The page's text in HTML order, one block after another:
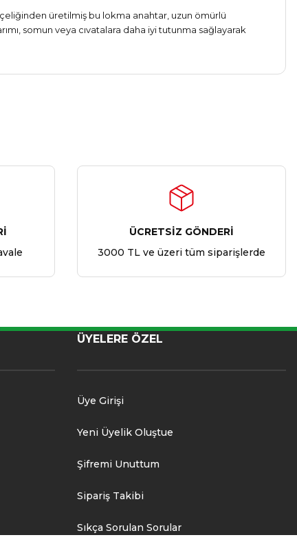
çeliğinden üretilmiş bu lokma anahtar, uzun ömürlü
somun veya cıvatalara daha iyi tutunma sağlayarak
ÜCRETSİZ GÖNDERİ
3000 TL ve üzeri tüm siparişlerde
ÜYELERE ÖZEL
Üye Girişi
Yeni Üyelik Oluştue
Şifremi Unuttum
Sipariş Takibi
Sıkça Sorulan Sorular